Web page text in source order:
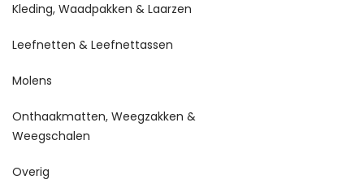
Kleding, Waadpakken & Laarzen
Leefnetten & Leefnettassen
Molens
Onthaakmatten, Weegzakken &
Weegschalen
Overig